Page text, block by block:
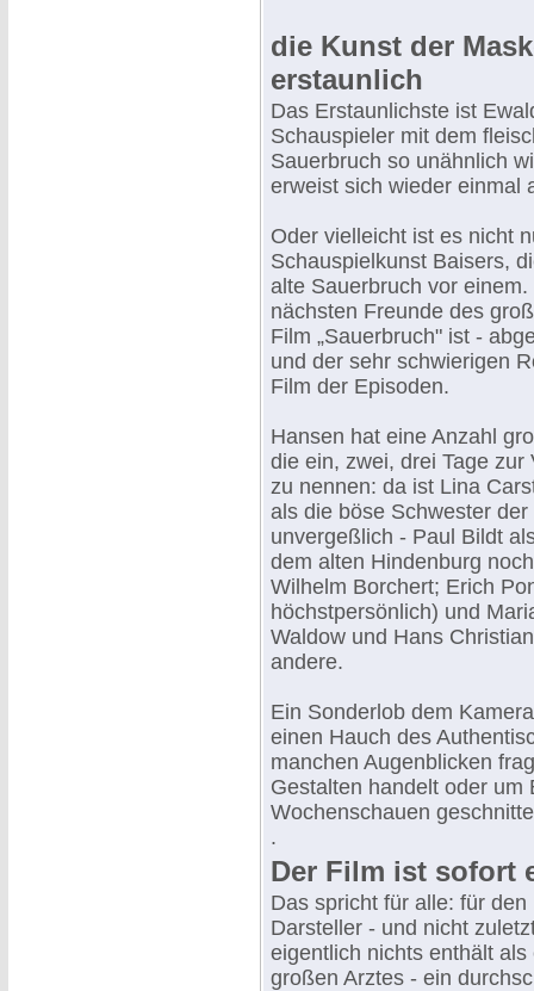
die Kunst der
erstaunlich
Das Erstaunlichste ist
Schauspieler mit dem
Sauerbruch so unähnlich
erweist sich wieder einmal
Oder vielleicht ist es nicht
Schauspielkunst Baisers,
alte Sauerbruch vor
nächsten Freunde des
Film „Sauerbruch" ist -
und der sehr schwierigen
Film der Episoden.
Hansen hat eine Anzahl
die ein, zwei, drei Tage
zu nennen: da ist Lina
als die böse Schwester
unvergeßlich - Paul Bildt
dem alten Hindenburg
Wilhelm Borchert; Erich
höchstpersönlich) und
Waldow und Hans
andere.
Ein Sonderlob dem
einen Hauch des
manchen Augenblicken
Gestalten handelt oder um
Wochenschauen
.
Der Film ist sofort
Das spricht für alle: für
Darsteller - und nicht
eigentlich nichts enthält
großen Arztes - ein